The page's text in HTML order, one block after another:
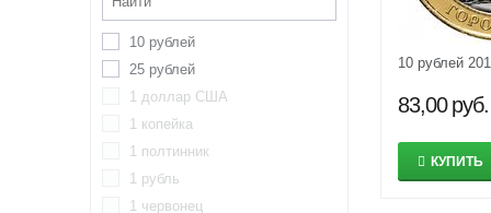
10 рублей
83,00 руб.
КУПИТЬ
10 рублей
25 рублей
1 доллар США
1 копейка
1 полтинник
1 рубль
1 червонец